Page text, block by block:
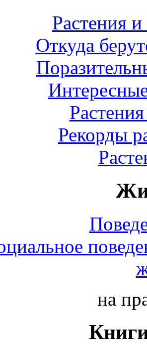
Растения
Откуда
Рекорды
на